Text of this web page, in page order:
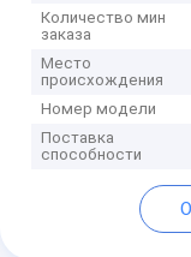
Количество мин
заказа
Место
происхождения
Номер модели
Поставка
способности